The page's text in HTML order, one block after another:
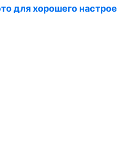
для хорошего